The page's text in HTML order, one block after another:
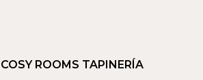
COSY ROOMS TAPINERÍA